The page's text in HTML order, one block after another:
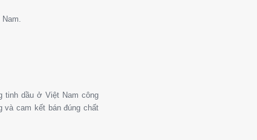
tinh dầu ở Việt Nam công
và cam kết bán đúng chất